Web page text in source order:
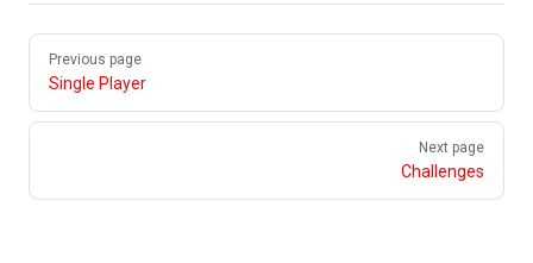
Pager
Previous page
Single Player
Next page
Challenges